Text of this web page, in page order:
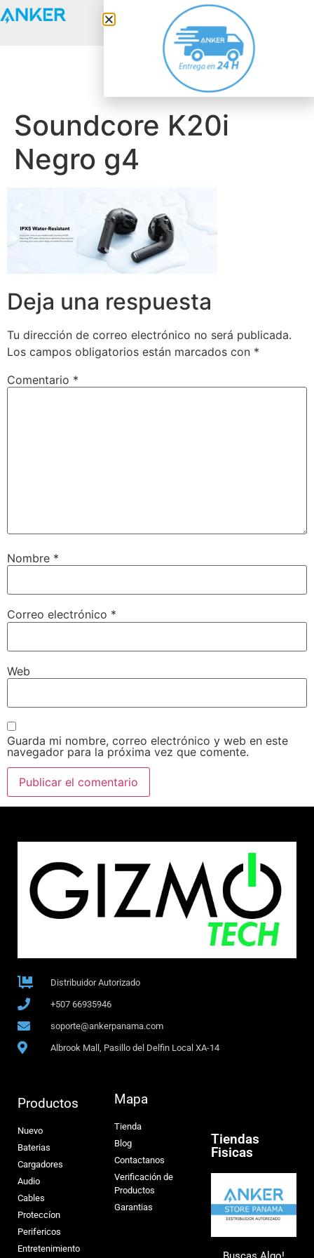
Soundcore K20i
Negro g4
Deja una respuesta
Tu dirección de correo electrónico no será publicada.
Los campos obligatorios están marcados con *
Comentario *
Nombre *
Correo electrónico *
Web
Guarda mi nombre, correo electrónico y web en este
navegador para la próxima vez que comente.
Distribuidor Autorizado
+507 66935946
soporte@ankerpanama.com
Albrook Mall, Pasillo del Delfin Local XA-14
Productos
Nuevo
Baterias
Cargadores
Audio
Cables
Proteccíon
Perifericos
Entretenimiento
Mapa
Tienda
Blog
Contactanos
Verificación de
Productos
Garantias
Tiendas
Fisicas